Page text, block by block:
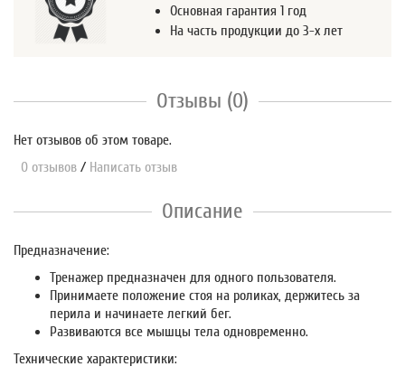
Основная гарантия 1 год
На часть продукции до 3-х лет
Отзывы (0)
Нет отзывов об этом товаре.
0 отзывов / Написать отзыв
Описание
Предназначение:
Тренажер предназначен для одного пользователя.
Принимаете положение стоя на роликах, держитесь за
перила и начинаете легкий бег.
Развиваются все мышцы тела одновременно.
Технические характеристики: